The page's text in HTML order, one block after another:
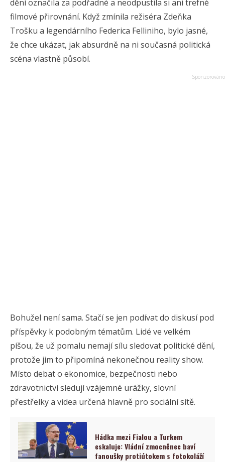
dění označila za podřadné a neodpustila si ani trefné
filmové přirovnání. Když zmínila režiséra Zdeňka
Trošku a legendárního Federica Felliniho, bylo jasné,
že chce ukázat, jak absurdně na ni současná politická
scéna vlastně působí.
Bohužel není sama. Stačí se jen podívat do diskusí pod
příspěvky k podobným tématům. Lidé ve velkém
píšou, že už pomalu nemají sílu sledovat politické dění,
protože jim to připomíná nekonečnou reality show.
Místo debat o ekonomice, bezpečnosti nebo
zdravotnictví sledují vzájemné urážky, slovní
přestřelky a videa určená hlavně pro sociální sítě.
Hádka mezi Fialou a Turkem
eskaluje: Vládní zmocněnec baví
fanoušky protiútokem s fotokoláží